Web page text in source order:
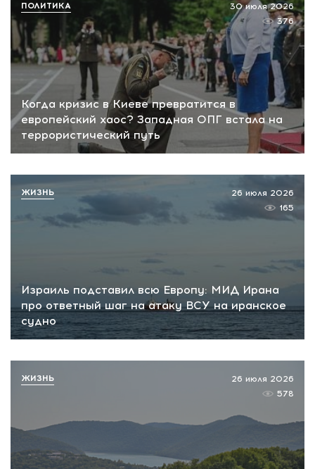
Когда кризис в Киеве превратится в
европейский хаос? Западная ОПГ встала на
террористический путь
30 июля 2026
376
ПОЛИТИКА
Израиль подставил всю Европу: МИД Ирана
про ответный шаг на атаку ВСУ на иранское
судно
26 июля 2026
165
ЖИЗНЬ
26 июля 2026
578
ЖИЗНЬ